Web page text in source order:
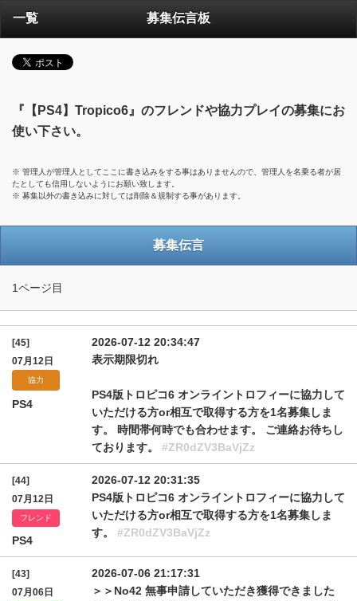
一覧 募集伝言板
『【PS4】Tropico6』のフレンドや協力プレイの募集にお
使い下さい。
※ 管理人が管理人としてここに書き込みをする事はありませんので、管理人を名乗る者が居
たとしても信用しないようにお願い致します。
※ 募集以外の書き込みに対しては削除＆規制する事があります。
募集伝言
1ページ目
[45]
07月12日
協力
PS4
2026-07-12 20:34:47
表示期限切れ
PS4版トロピコ6 オンライントロフィーに協力して
いただける方or相互で取得する方を1名募集しま
す。 時間帯何時でも合わせます。 ご連絡お待ちし
ております。 #ZR0dZV3BaVjZz
[44]
07月12日
フレンド
PS4
2026-07-12 20:31:35
PS4版トロピコ6 オンライントロフィーに協力して
いただける方or相互で取得する方を1名募集しま
す。 #ZR0dZV3BaVjZz
[43]
07月06日
2026-07-06 21:17:31
＞＞No42 無事申請していただき獲得できました